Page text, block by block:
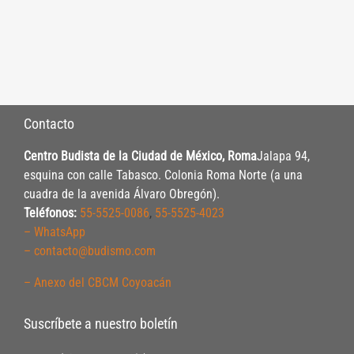
Contacto
Centro Budista de la Ciudad de México, RomaJalapa 94,
esquina con calle Tabasco. Colonia Roma Norte (a una
cuadra de la avenida Álvaro Obregón).
Teléfonos: 55-5525-0086, 55-5525-4023
– WhatsApp
– contacto@budismo.com
– Anexo del CBCM Coyoacán
Suscríbete a nuestro boletín